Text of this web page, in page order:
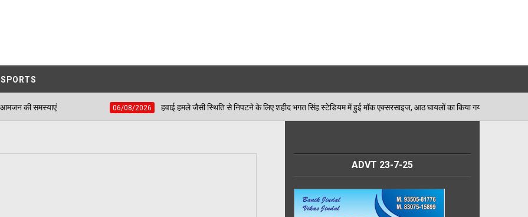
SPORTS
06/08/2026 हवाई हमले जैसी स्थिति से निपटने के लिए शहीद भगत सिंह स्टेडियम में हुई मॉक एक्सरसाइज, आठ घायलों का किया गया रेस्क्यू
ADVT 23-7-25